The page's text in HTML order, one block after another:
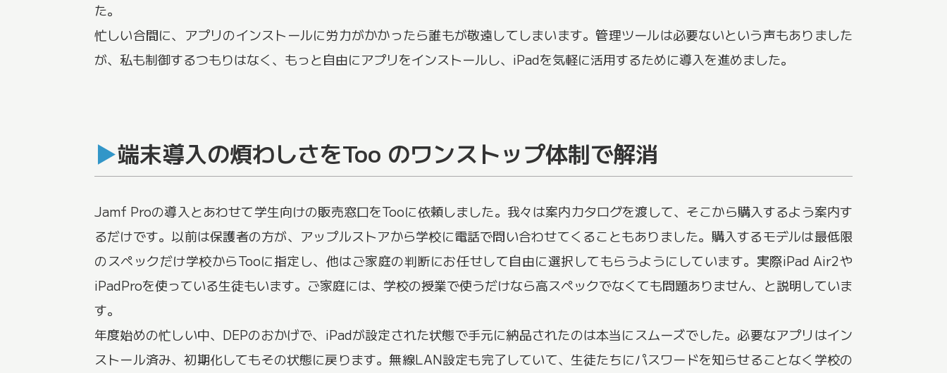
た。
忙しい合間に、アプリのインストールに労力がかかったら誰もが敬遠してしまいます。管理ツールは必要ないという声もありました
が、私も制御するつもりはなく、もっと自由にアプリをインストールし、iPadを気軽に活用するために導入を進めました。
端末導入の煩わしさをToo のワンストップ体制で解消
Jamf Proの導入とあわせて学生向けの販売窓口をTooに依頼しました。我々は案内カタログを渡して、そこから購入するよう案内す
るだけです。以前は保護者の方が、アップルストアから学校に電話で問い合わせてくることもありました。購入するモデルは最低限
のスペックだけ学校からTooに指定し、他はご家庭の判断にお任せして自由に選択してもらうようにしています。実際iPad Air2や
iPadProを使っている生徒もいます。ご家庭には、学校の授業で使うだけなら高スペックでなくても問題ありません、と説明していま
す。
年度始めの忙しい中、DEPのおかげで、iPadが設定された状態で手元に納品されたのは本当にスムーズでした。必要なアプリはイン
ストール済み、初期化してもその状態に戻ります。無線LAN設定も完了していて、生徒たちにパスワードを知らせることなく学校の